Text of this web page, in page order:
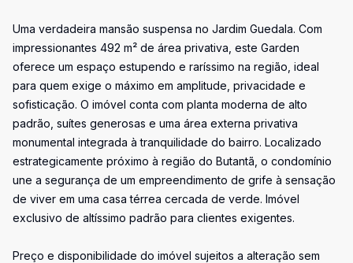
Uma verdadeira mansão suspensa no Jardim Guedala. Com
impressionantes 492 m² de área privativa, este Garden
oferece um espaço estupendo e raríssimo na região, ideal
para quem exige o máximo em amplitude, privacidade e
sofisticação. O imóvel conta com planta moderna de alto
padrão, suítes generosas e uma área externa privativa
monumental integrada à tranquilidade do bairro. Localizado
estrategicamente próximo à região do Butantã, o condomínio
une a segurança de um empreendimento de grife à sensação
de viver em uma casa térrea cercada de verde. Imóvel
exclusivo de altíssimo padrão para clientes exigentes.
Preço e disponibilidade do imóvel sujeitos a alteração sem